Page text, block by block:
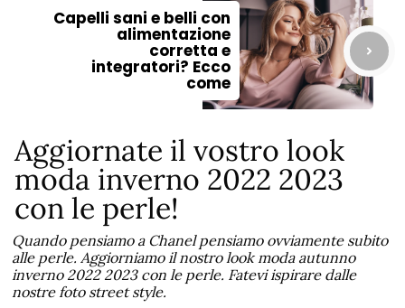
Capelli sani e belli con
alimentazione
corretta e
integratori? Ecco
come
Aggiornate il vostro look
moda inverno 2022 2023
con le perle!
Quando pensiamo a Chanel pensiamo ovviamente subito
alle perle. Aggiorniamo il nostro look moda autunno
inverno 2022 2023 con le perle. Fatevi ispirare dalle
nostre foto street style.